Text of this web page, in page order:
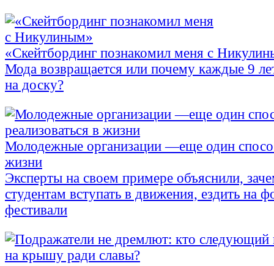
«Скейтбординг познакомил меня с
Мода возвращается или почему каждые 9
на доску?
Молодежные организации —еще один
жизни
Эксперты на своем примере объяснили,
студентам вступать в движения, ездить на
фестивали